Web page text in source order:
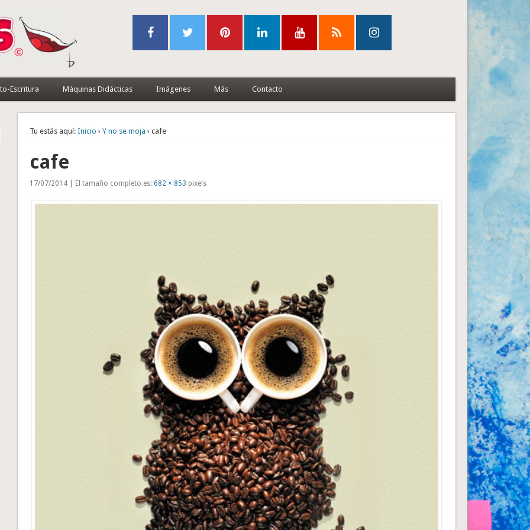
Escritura Máquinas Didácticas Imágenes Más Contacto
Tu estás aquí: Inicio ›Y no se moja › cafe
cafe
17/07/2014 | El tamaño completo es:682 × 853 pixels